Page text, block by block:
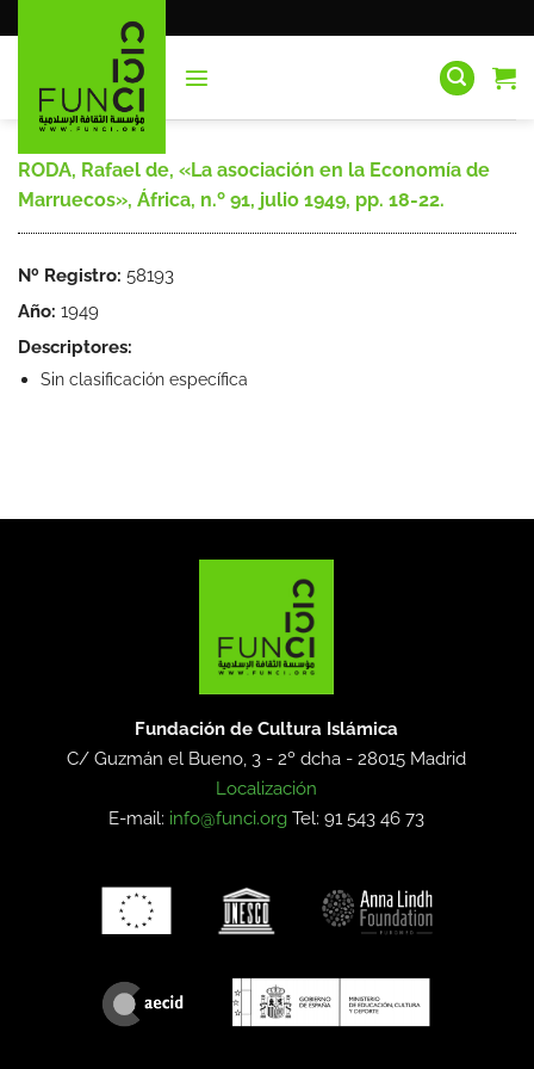
al
RODA, Rafael de, «La asociación en la Economía de
Marruecos», África, n.º 91, julio 1949, pp. 18-22.
Nº Registro: 58193
Año: 1949
Descriptores:
Sin clasificación específica
Fundación de Cultura Islámica
C/ Guzmán el Bueno, 3 - 2º dcha -28015 Madrid
Localización
E-mail: info@funci.org Tel: 91 543 46 73